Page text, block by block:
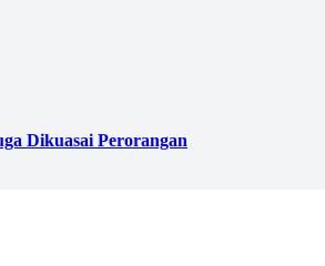
Dikuasai Perorangan